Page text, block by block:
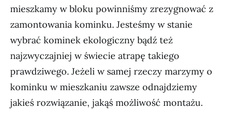
mieszkamy w bloku powinniśmy zrezygnować z
zamontowania kominku. Jesteśmy w stanie
wybrać kominek ekologiczny bądź też
najzwyczajniej w świecie atrapę takiego
prawdziwego. Jeżeli w samej rzeczy marzymy o
kominku w mieszkaniu zawsze odnajdziemy
jakieś rozwiązanie, jakąś możliwość montażu.